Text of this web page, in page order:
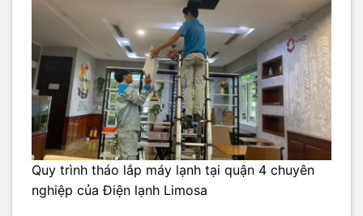
Quy trình tháo lắp máy lạnh tại quận 4 chuyên
nghiệp của Điện lạnh Limosa